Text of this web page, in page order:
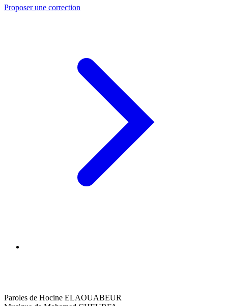
Proposer une correction
Paroles de Hocine ELAOUABEUR